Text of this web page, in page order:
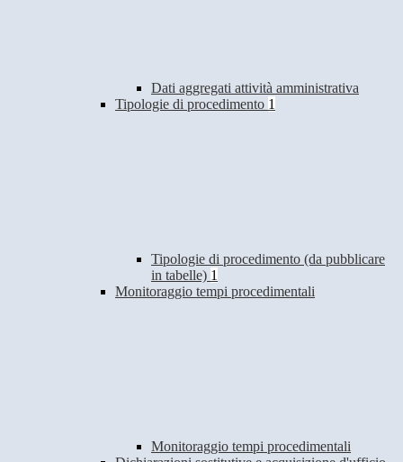
Dati aggregati attività amministrativa
Tipologie di procedimento 1
Tipologie di procedimento (da pubblicare
in tabelle) 1
Monitoraggio tempi procedimentali
Monitoraggio tempi procedimentali